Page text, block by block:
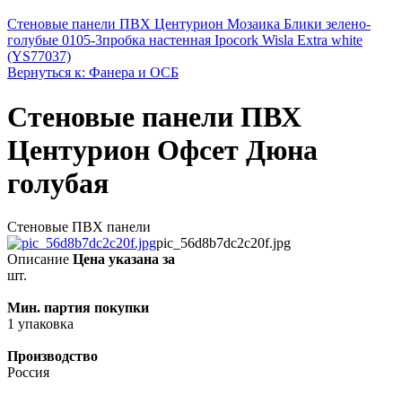
Стеновые панели ПВХ Центурион Мозаика Блики зелено-
голубые 0105-3пробка настенная Ipocork Wisla Extra white
(YS77037)
Вернуться к: Фанера и ОСБ
Стеновые панели ПВХ
Центурион Офсет Дюна
голубая
Стеновые ПВХ панели
pic_56d8b7dc2c20f.jpg
Описание Цена указана за
шт.
Мин. партия покупки
1 упаковка
Производство
Россия